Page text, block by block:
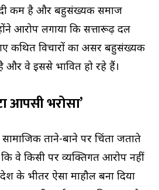
कम है और बहुसंख्यक समाज
आरोप लगाया कि सत्तारूढ़ दल
कथित विचारों का असर बहुसंख्यक
वे इससे प्रभावित हो रहे हैं।
आपसी भरोसा’
ताने-बाने पर चिंता जताते
वे किसी पर व्यक्तिगत आरोप नहीं
के भीतर ऐसा माहौल बना दिया